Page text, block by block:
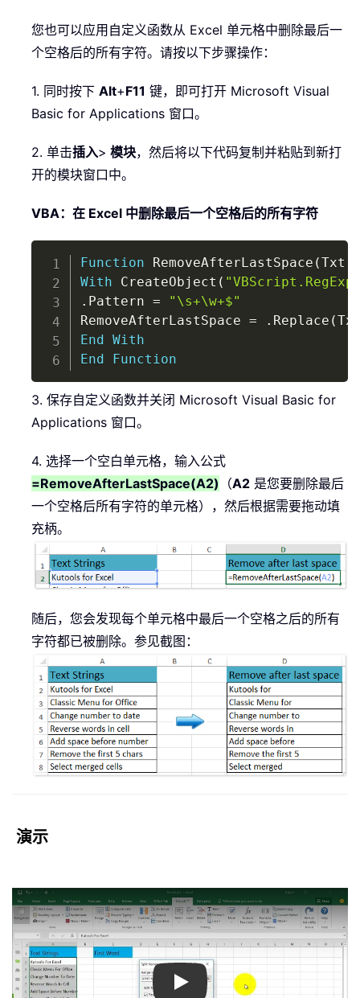
您也可以应用自定义函数从 Excel 单元格中删除最后一
个空格后的所有字符。请按以下步骤操作：
1. 同时按下 Alt+F11 键，即可打开 Microsoft Visual
Basic for Applications 窗口。
2. 单击插入> 模块，然后将以下代码复制并粘贴到新打
开的模块窗口中。
VBA：在 Excel 中删除最后一个空格后的所有字符
Function RemoveAfterLastSpace (Txt
With CreateObject (
. Pattern =
"\s+\w+$"
RemoveAfterLastSpace = . Replace (
End With
End
Function
Copy
3. 保存自定义函数并关闭 Microsoft Visual Basic for
Applications 窗口。
4. 选择一个空白单元格，输入公式
=RemoveAfterLastSpace(A2) （A2 是您要删除最后
一个空格后所有字符的单元格），然后根据需要拖动填
充柄。
随后，您会发现每个单元格中最后一个空格之后的所有
字符都已被删除。参见截图：
演示
Play